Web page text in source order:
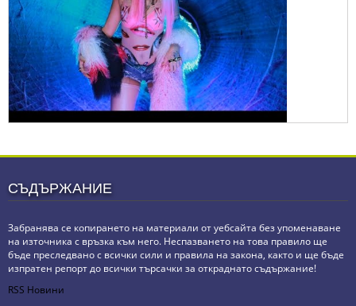
СЪДЪРЖАНИЕ
Забранява се копирането на материали от уебсайта без упоменаване
на източника с връзка към него. Неспазването на това правило ще
бъде преследвано с всички сили и правила на закона, както и ще бъде
изпратен репорт до всички търсачки за откраднато съдържание!
RSS Новини